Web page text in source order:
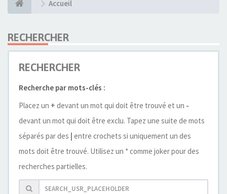
Accueil
RECHERCHER
RECHERCHER
Recherche par mots-clés :
Placez un + devant un mot qui doit être trouvé et un -
devant un mot qui doit être exclu. Tapez une suite de mots
séparés par des | entre crochets si uniquement un des
mots doit être trouvé. Utilisez un * comme joker pour des
recherches partielles.